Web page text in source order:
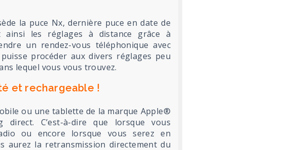
la puce Nx, dernière puce en date de
ainsi les réglages à distance grâce à
un rendez-vous téléphonique avec
procéder aux divers réglages peu
lequel vous vous trouvez.
et rechargeable !
ou une tablette de la marque Apple®
direct. C’est-à-dire que lorsque vous
ou encore lorsque vous serez en
aurez la retransmission directement du